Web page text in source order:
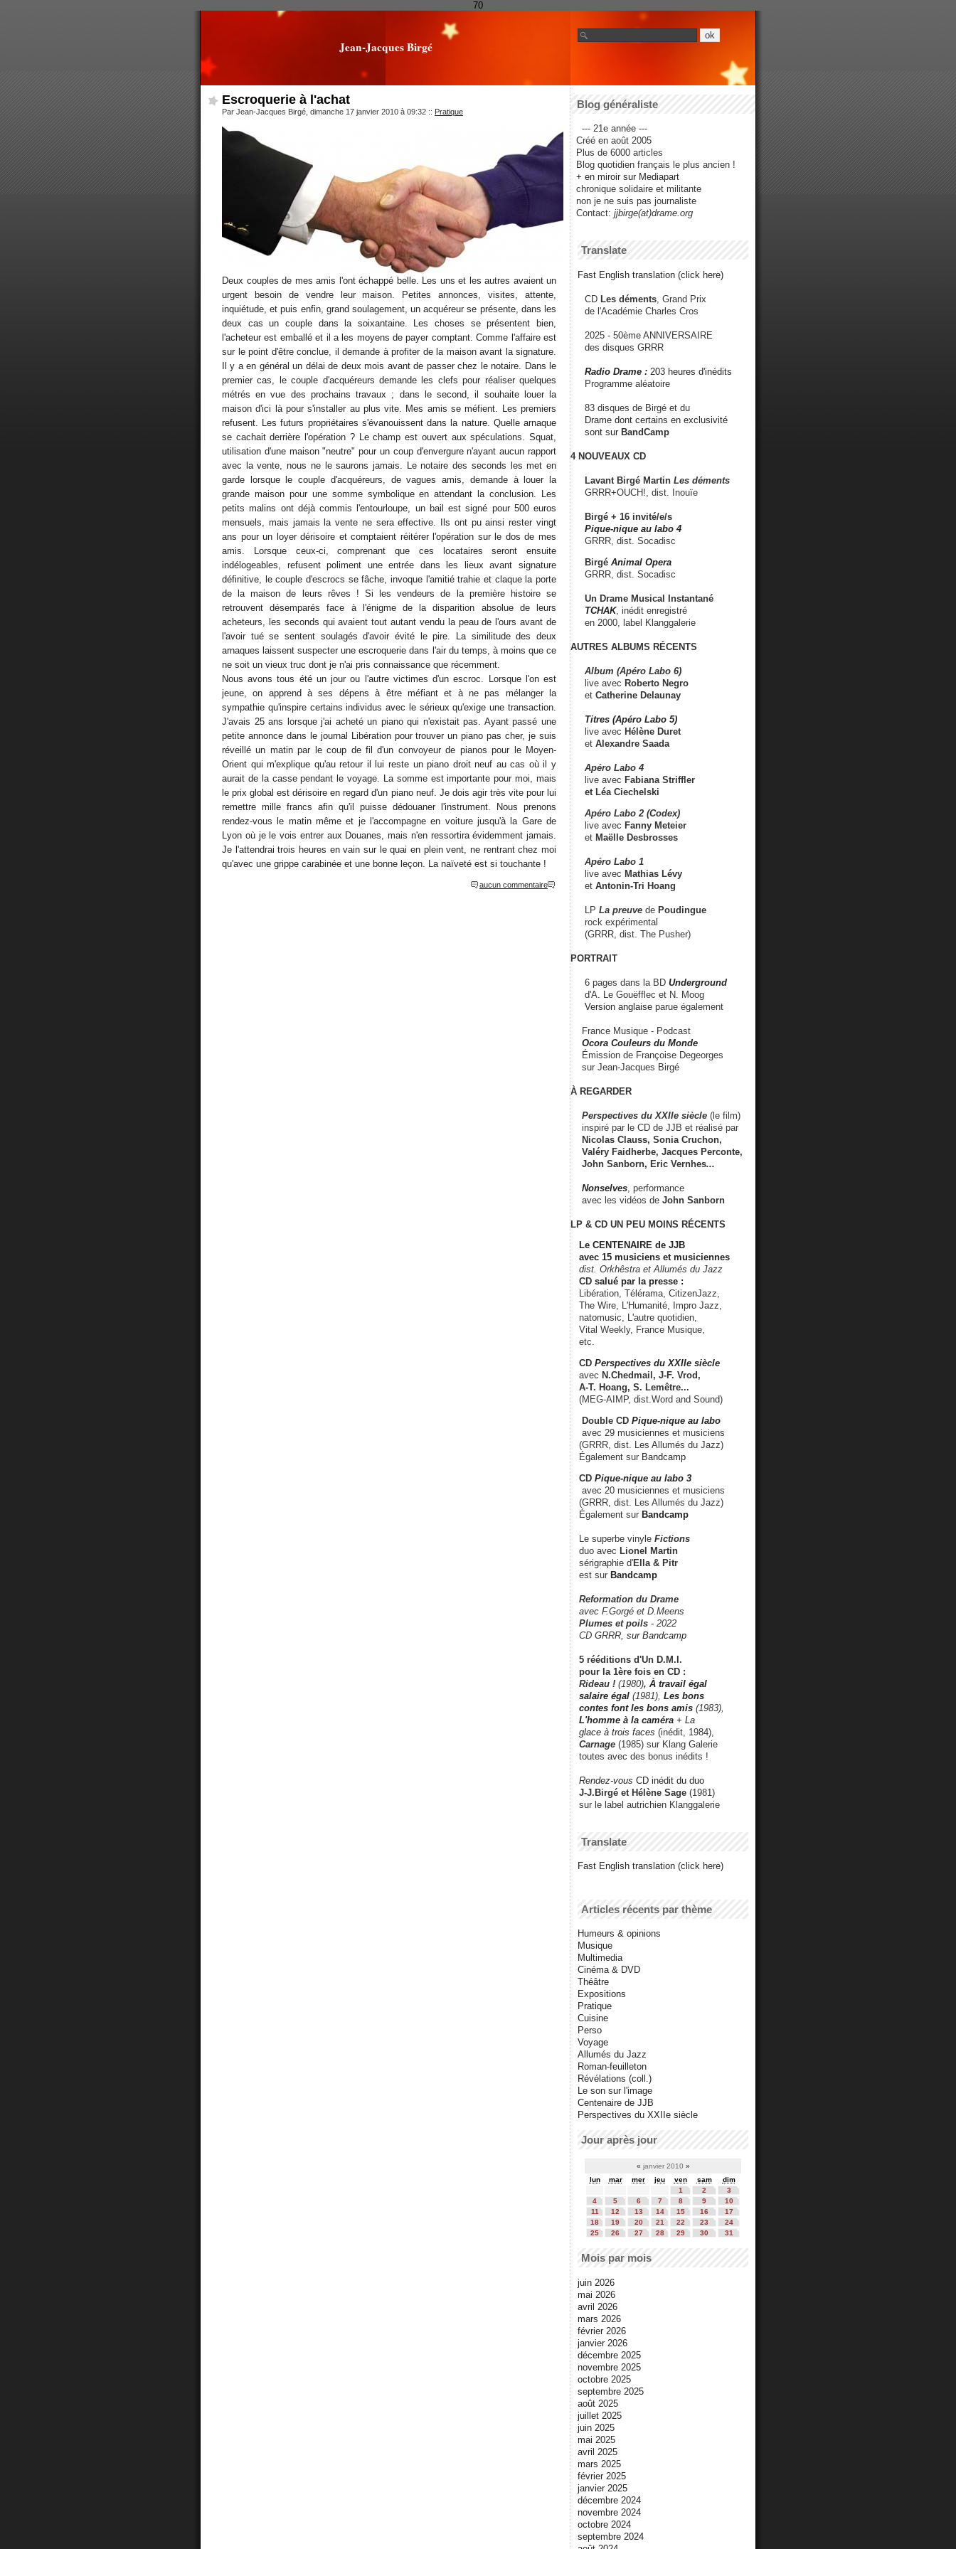
70
Jean-Jacques Birgé
Escroquerie à l'achat
Par Jean-Jacques Birgé, dimanche 17 janvier 2010 à 09:32 :: Pratique
Deux couples de mes amis l'ont échappé belle. Les uns et les autres avaient un
urgent besoin de vendre leur maison. Petites annonces, visites, attente,
inquiétude, et puis enfin, grand soulagement, un acquéreur se présente, dans les
deux cas un couple dans la soixantaine. Les choses se présentent bien,
l'acheteur est emballé et il a les moyens de payer comptant. Comme l'affaire est
sur le point d'être conclue, il demande à profiter de la maison avant la signature.
Il y a en général un délai de deux mois avant de passer chez le notaire. Dans le
premier cas, le couple d'acquéreurs demande les clefs pour réaliser quelques
métrés en vue des prochains travaux ; dans le second, il souhaite louer la
maison d'ici là pour s'installer au plus vite. Mes amis se méfient. Les premiers
refusent. Les futurs propriétaires s'évanouissent dans la nature. Quelle arnaque
se cachait derrière l'opération ? Le champ est ouvert aux spéculations. Squat,
utilisation d'une maison "neutre" pour un coup d'envergure n'ayant aucun rapport
avec la vente, nous ne le saurons jamais. Le notaire des seconds les met en
garde lorsque le couple d'acquéreurs, de vagues amis, demande à louer la
grande maison pour une somme symbolique en attendant la conclusion. Les
petits malins ont déjà commis l'entourloupe, un bail est signé pour 500 euros
mensuels, mais jamais la vente ne sera effective. Ils ont pu ainsi rester vingt
ans pour un loyer dérisoire et comptaient réitérer l'opération sur le dos de mes
amis. Lorsque ceux-ci, comprenant que ces locataires seront ensuite
indélogeables, refusent poliment une entrée dans les lieux avant signature
définitive, le couple d'escrocs se fâche, invoque l'amitié trahie et claque la porte
de la maison de leurs rêves ! Si les vendeurs de la première histoire se
retrouvent désemparés face à l'énigme de la disparition absolue de leurs
acheteurs, les seconds qui avaient tout autant vendu la peau de l'ours avant de
l'avoir tué se sentent soulagés d'avoir évité le pire. La similitude des deux
arnaques laissent suspecter une escroquerie dans l'air du temps, à moins que ce
ne soit un vieux truc dont je n'ai pris connaissance que récemment.
Nous avons tous été un jour ou l'autre victimes d'un escroc. Lorsque l'on est
jeune, on apprend à ses dépens à être méfiant et à ne pas mélanger la
sympathie qu'inspire certains individus avec le sérieux qu'exige une transaction.
J'avais 25 ans lorsque j'ai acheté un piano qui n'existait pas. Ayant passé une
petite annonce dans le journal Libération pour trouver un piano pas cher, je suis
réveillé un matin par le coup de fil d'un convoyeur de pianos pour le Moyen-
Orient qui m'explique qu'au retour il lui reste un piano droit neuf au cas où il y
aurait de la casse pendant le voyage. La somme est importante pour moi, mais
le prix global est dérisoire en regard d'un piano neuf. Je dois agir très vite pour lui
remettre mille francs afin qu'il puisse dédouaner l'instrument. Nous prenons
rendez-vous le matin même et je l'accompagne en voiture jusqu'à la Gare de
Lyon où je le vois entrer aux Douanes, mais n'en ressortira évidemment jamais.
Je l'attendrai trois heures en vain sur le quai en plein vent, ne rentrant chez moi
qu'avec une grippe carabinée et une bonne leçon. La naïveté est si touchante !
aucun commentaire
Blog généraliste
--- 21e année ---
Créé en août 2005
Plus de 6000 articles
Blog quotidien français le plus ancien !
+ en miroir sur Mediapart
chronique solidaire et militante
non je ne suis pas journaliste
Contact: jjbirge(at)drame.org
Translate
Fast English translation (click here)
CD Les déments , Grand Prix
de l'Académie Charles Cros
2025 - 50ème ANNIVERSAIRE
des disques GRRR
Radio Drame : 203 heures d'inédits
Programme aléatoire
83 disques de Birgé et du
Drame dont certains en exclusivité
sont sur BandCamp
4 NOUVEAUX CD
Lavant Birgé Martin Les déments
GRRR+OUCH!, dist. Inouïe
Birgé + 16 invité/e/s
Pique-nique au labo 4
GRRR, dist. Socadisc
Birgé Animal Opera
GRRR, dist. Socadisc
Un Drame Musical Instantané
TCHAK, inédit enregistré
en 2000, label Klanggalerie
AUTRES ALBUMS RÉCENTS
Album (Apéro Labo 6)
live avec Roberto Negro
et Catherine Delaunay
Titres (Apéro Labo 5)
live avec Hélène Duret
et Alexandre Saada
Apéro Labo 4
live avec Fabiana Striffler
et Léa Ciechelski
Apéro Labo 2 (Codex)
live avec Fanny Meteier
et Maëlle Desbrosses
Apéro Labo 1
live avec Mathias Lévy
et Antonin-Tri Hoang
LP La preuve de Poudingue
rock expérimental
(GRRR, dist. The Pusher)
PORTRAIT
6 pages dans la BD Underground
d'A. Le Gouëfflec et N. Moog
Version anglaise parue également
France Musique - Podcast
Ocora Couleurs du Monde
Émission de Françoise Degeorges
sur Jean-Jacques Birgé
À REGARDER
Perspectives du XXIIe siècle (le film)
inspiré par le CD de JJB et réalisé par
Nicolas Clauss, Sonia Cruchon,
Valéry Faidherbe, Jacques Perconte,
John Sanborn, Eric Vernhes...
Nonselves , performance
avec les vidéos de John Sanborn
LP & CD UN PEU MOINS RÉCENTS
Le CENTENAIRE de JJB
avec 15 musiciens et musiciennes
dist. Orkhêstra et Allumés du Jazz
CD salué par la presse :
Libération, Télérama, CitizenJazz,
The Wire, L'Humanité, Impro Jazz,
natomusic, L'autre quotidien,
Vital Weekly, France Musique,
etc.
CD Perspectives du XXIIe siècle
avec N.Chedmail, J-F. Vrod,
A-T. Hoang, S. Lemêtre...
(MEG-AIMP, dist.Word and Sound)
Double CD Pique-nique au labo
avec 29 musiciennes et musiciens
(GRRR, dist. Les Allumés du Jazz)
Également sur Bandcamp
CD Pique-nique au labo 3
avec 20 musiciennes et musiciens
(GRRR, dist. Les Allumés du Jazz)
Également sur Bandcamp
Le superbe vinyle Fictions
duo avec Lionel Martin
sérigraphie d'Ella & Pitr
est sur Bandcamp
Reformation du Drame
avec F.Gorgé et D.Meens
Plumes et poils - 2022
CD GRRR, sur Bandcamp
5 rééditions d'Un D.M.I.
pour la 1ère fois en CD :
Rideau ! (1980), À travail égal
salaire égal (1981), Les bons
contes font les bons amis (1983),
L'homme à la caméra + La
glace à trois faces (inédit, 1984),
Carnage (1985) sur Klang Galerie
toutes avec des bonus inédits !
Rendez-vous CD inédit du duo
J-J.Birgé et Hélène Sage (1981)
sur le label autrichien Klanggalerie
Translate
Fast English translation (click here)
Articles récents par thème
Humeurs & opinions
Musique
Multimedia
Cinéma & DVD
Théâtre
Expositions
Pratique
Cuisine
Perso
Voyage
Allumés du Jazz
Roman-feuilleton
Révélations (coll.)
Le son sur l'image
Centenaire de JJB
Perspectives du XXIIe siècle
Jour après jour
« janvier 2010 »
lun
mar mer jeu ven sam
dim
1
2
3
4
5 6 7 8 9
10
11
12 13 14 15 16
17
18
19 20 21 22 23
24
25
26 27 28 29 30 31
Mois par mois
juin 2026
mai 2026
avril 2026
mars 2026
février 2026
janvier 2026
décembre 2025
novembre 2025
octobre 2025
septembre 2025
août 2025
juillet 2025
juin 2025
mai 2025
avril 2025
mars 2025
février 2025
janvier 2025
décembre 2024
novembre 2024
octobre 2024
septembre 2024